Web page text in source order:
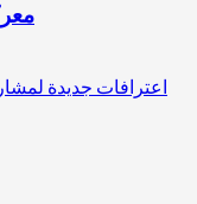
معركة
اعترافات جديدة